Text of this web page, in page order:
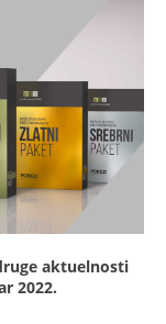
aktuelnosti
2022.